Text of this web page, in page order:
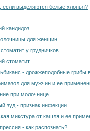
если выделяются белые хлопья?
кандидоз
для женщин
у грудничков
стоматит
- дрожжеподобные
для мужчин и ее
при молочнице
зуд - признак инфекции
микстура от кашля и ее
- как распознать?